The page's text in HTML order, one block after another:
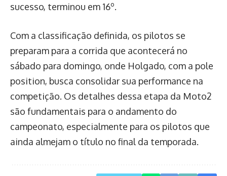
sucesso, terminou em 16º.
Com a classificação definida, os pilotos se
preparam para a corrida que acontecerá no
sábado para domingo, onde Holgado, com a pole
position, busca consolidar sua performance na
competição. Os detalhes dessa etapa da Moto2
são fundamentais para o andamento do
campeonato, especialmente para os pilotos que
ainda almejam o título no final da temporada.